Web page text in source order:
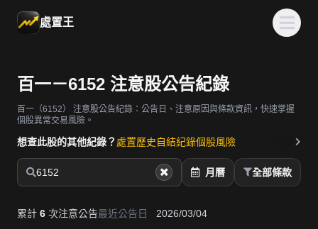
處置王
百一－6152 注意股公告紀錄
百一（6152）
注意股公告紀錄：公告日、注意原因與條款資訊，快速掌握
個股異常交易風險。
想查此股的其他紀錄？ 處置歷史自結紀錄個股風險
6152 月曆 全部條款
累計 6 次注意公告最近公告日 2026/03/04